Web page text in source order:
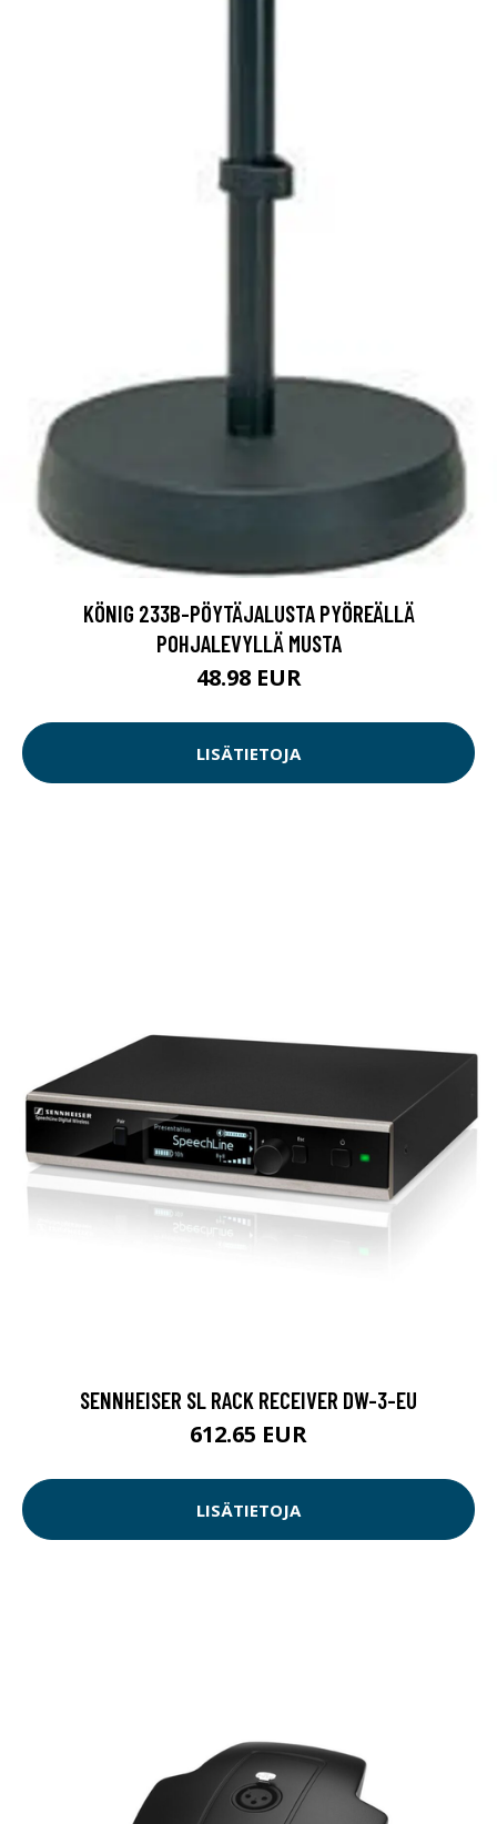
KÖNIG 233B-PÖYTÄJALUSTA PYÖREÄLLÄ
POHJALEVYLLÄ MUSTA
48.98 EUR
LISÄTIETOJA
SENNHEISER SL RACK RECEIVER DW-3-EU
612.65 EUR
LISÄTIETOJA